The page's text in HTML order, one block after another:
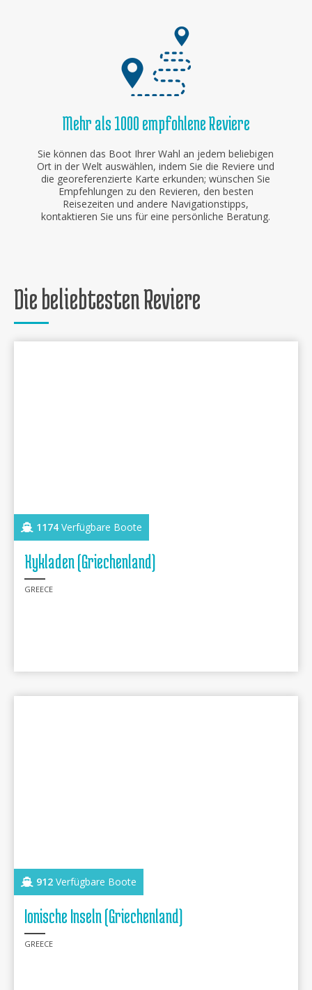
Mehr als 1000 empfohlene Reviere
Sie können das Boot Ihrer Wahl an jedem beliebigen
Ort in der Welt auswählen, indem Sie die Reviere und
die georeferenzierte Karte erkunden; wünschen Sie
Empfehlungen zu den Revieren, den besten
Reisezeiten und andere Navigationstipps,
kontaktieren Sie uns für eine persönliche Beratung.
Die beliebtesten Reviere
1174 Verfügbare Boote
Kykladen (Griechenland)
GREECE
912 Verfügbare Boote
Ionische Inseln (Griechenland)
GREECE